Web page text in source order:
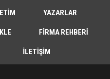
YAZARLAR
FIRMA REHBERI
İLETIŞIM